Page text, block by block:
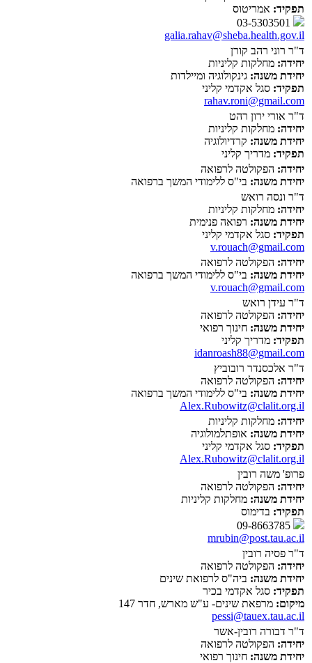
תפקיד: אמריטוס
galia.rahav@sheba.health.gov.il
ד"ר רוני רהב קורן
יחידה: מחלקות קליניות
יחידת משנה: גינקולוגיה ומיילדות
תפקיד: סגל אקדמי קליני
rahav.roni@gmail.com
ד"ר אורי ירון רהט
יחידה: מחלקות קליניות
יחידת משנה: קרדיולוגיה
תפקיד: מדריך קליני
יחידה: הפקולטה לרפואה
יחידת משנה: בי"ס ללימודי המשך ברפואה
ד"ר ונסה רואש
יחידה: מחלקות קליניות
יחידת משנה: רפואה פנימית
תפקיד: סגל אקדמי קליני
v.rouach@gmail.com
יחידה: הפקולטה לרפואה
יחידת משנה: בי"ס ללימודי המשך ברפואה
v.rouach@gmail.com
ד"ר עידן רואש
יחידה: הפקולטה לרפואה
יחידת משנה: חינוך רפואי
תפקיד: מדריך קליני
idanroash88@gmail.com
ד"ר אלכסנדר רובוביץ
יחידה: הפקולטה לרפואה
יחידת משנה: בי"ס ללימודי המשך ברפואה
Alex.Rubowitz@clalit.org.il
יחידה: מחלקות קליניות
יחידת משנה: אופתלמולוגיה
תפקיד: סגל אקדמי קליני
Alex.Rubowitz@clalit.org.il
פרופ' משה רובין
יחידה: הפקולטה לרפואה
יחידת משנה: מחלקות קליניות
תפקיד: בדימוס
mrubin@post.tau.ac.il
ד"ר פסיה רובין
יחידה: הפקולטה לרפואה
יחידת משנה: ביה"ס לרפואת שינים
תפקיד: סגל אקדמי בכיר
מיקום: מרפאת שינים- ע"ש מארש, חדר 147
pessi@tauex.tau.ac.il
ד"ר דבורה רובין-אשר
יחידה: הפקולטה לרפואה
יחידת משנה: חינוך רפואי